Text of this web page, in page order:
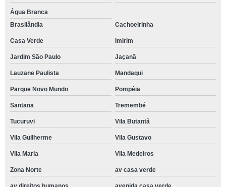
Água Branca
Brasilândia
Cachoeirinha
Casa Verde Imirim
Jardim São Paulo Jaçanã
Lauzane Paulista Mandaqui
Parque Novo Mundo Pompéia
Santana Tremembé
Tucuruvi Vila Butantã
Vila Guilherme Vila Gustavo
Vila Maria Vila Medeiros
Zona Norte av casa verde